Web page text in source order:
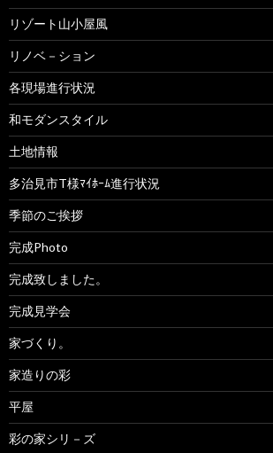
リゾート山小屋風
リノベ－ション
各現場進行状況
和モダンスタイル
土地情報
多治見市T様ﾏｲﾎｰﾑ進行状況
季節のご挨拶
完成Photo
完成致しました。
完成見学会
家づくり。
家造りの彩
平屋
彩の家シリ－ズ